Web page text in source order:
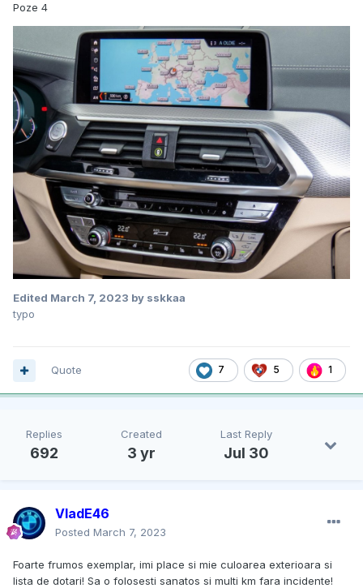
Poze 4
Edited March 7, 2023 by sskkaa
typo
7 5 1
Quote
Replies
692
Created
3 yr
Last Reply
Jul 30
VladE46
Posted March 7, 2023
Foarte frumos exemplar, imi place si mie culoarea exterioara si
lista de dotari! Sa o folosesti sanatos si multi km fara incidente!